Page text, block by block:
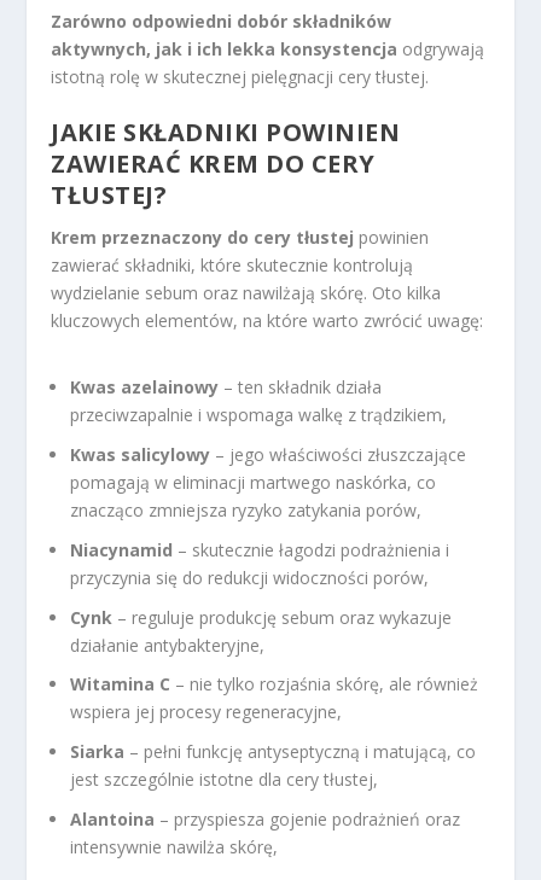
Zarówno odpowiedni dobór składników
aktywnych, jak i ich lekka konsystencja odgrywają
istotną rolę w skutecznej pielęgnacji cery tłustej.
JAKIE SKŁADNIKI POWINIEN
ZAWIERAĆ KREM DO CERY
TŁUSTEJ?
Krem przeznaczony do cery tłustej powinien
zawierać składniki, które skutecznie kontrolują
wydzielanie sebum oraz nawilżają skórę. Oto kilka
kluczowych elementów, na które warto zwrócić uwagę:
Kwas azelainowy – ten składnik działa
przeciwzapalnie i wspomaga walkę z trądzikiem,
Kwas salicylowy – jego właściwości złuszczające
pomagają w eliminacji martwego naskórka, co
znacząco zmniejsza ryzyko zatykania porów,
Niacynamid – skutecznie łagodzi podrażnienia i
przyczynia się do redukcji widoczności porów,
Cynk – reguluje produkcję sebum oraz wykazuje
działanie antybakteryjne,
Witamina C – nie tylko rozjaśnia skórę, ale również
wspiera jej procesy regeneracyjne,
Siarka – pełni funkcję antyseptyczną i matującą, co
jest szczególnie istotne dla cery tłustej,
Alantoina – przyspiesza gojenie podrażnień oraz
intensywnie nawilża skórę,